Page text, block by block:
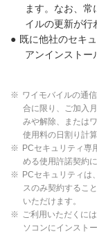
ます。なお、常
イルの更新が行
● 既に他社のセキ
アンインストー
※ ワイモバイルの通
合に限り、ご加入
みや解除、または
使用料の日割り計
※ PCセキュリティ専
める使用許諾契約
※ PCセキュリティは
スのみ契約するこ
いただけます。
※ ご利用いただくに
ソコンにインスト